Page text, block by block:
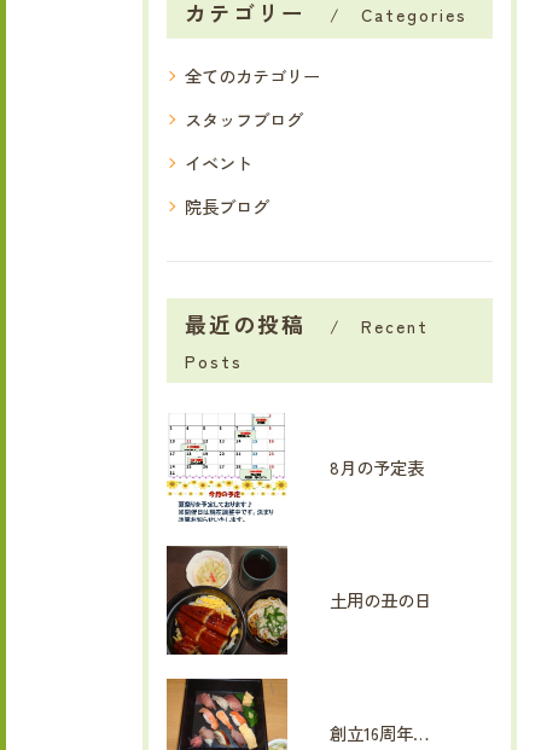
カテゴリー Categories
全てのカテゴリー
スタッフブログ
イベント
院長ブログ
最近の投稿
Recent
Posts
8月の予定表
土用の丑の日
創立16周年イベント